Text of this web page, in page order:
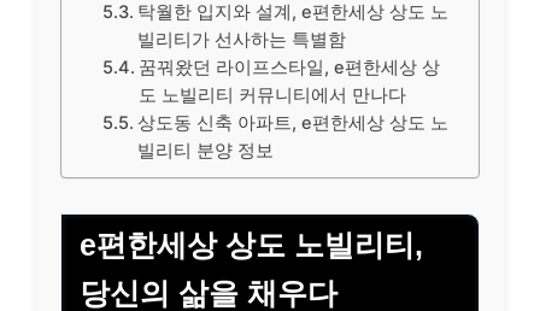
탁월한 입지와 설계, e편한세상 상도 노
빌리티가 선사하는 특별함
꿈꿔왔던 라이프스타일, e편한세상 상
도 노빌리티 커뮤니티에서 만나다
상도동 신축 아파트, e편한세상 상도 노
빌리티 분양 정보
e편한세상 상도 노빌리티,
당신의 삶을 채우다